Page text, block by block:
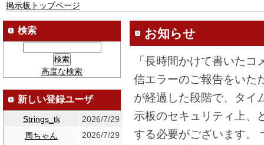
掲示板トップページ
お知らせ
「長時間かけて書いた
信エラーのご報告をいた
が経過した段階で、タイ
示板のセキュリティ上、
する必要がございます。
検索
高度な検索
新しい登録ユーザ
Strings_tk
2026/7/29
周ちゃん
2026/7/29